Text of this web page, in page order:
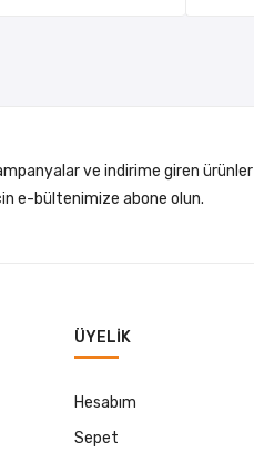
ve indirime giren ürünler
e-bültenimize abone olun.
ÜYELIK
Hesabım
Sepet